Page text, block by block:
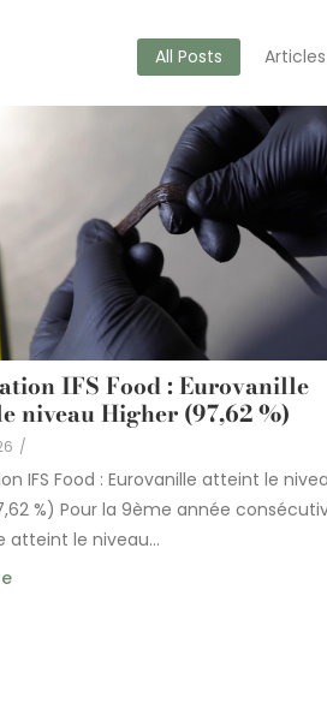
All Posts
IFS Food : Eurovanille
niveau Higher (97,62 %)
/
IFS Food : Eurovanille atteint le
%) Pour la 9ème année
atteint le niveau...